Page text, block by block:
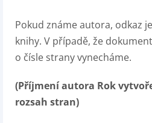
Pokud známe autora, odkaz
knihy. V případě, že
o čísle strany vynecháme.
(Příjmení autora Rok
rozsah stran)